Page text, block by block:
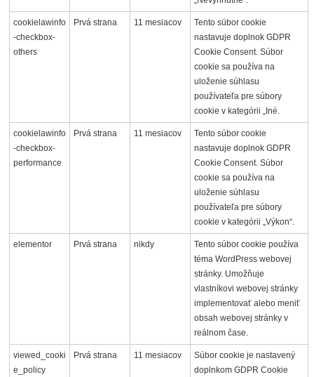
cookielawinfo
-checkbox-
others
Prvá strana 11 mesiacov
Tento súbor cookie
nastavuje doplnok GDPR
Cookie Consent. Súbor
cookie sa používa na
uloženie súhlasu
používateľa pre súbory
cookie v kategórii „Iné.
cookielawinfo
-checkbox-
performance
Prvá strana 11 mesiacov
Tento súbor cookie
nastavuje doplnok GDPR
Cookie Consent. Súbor
cookie sa používa na
uloženie súhlasu
používateľa pre súbory
cookie v kategórii „Výkon“.
elementor Prvá strana nikdy
Tento súbor cookie používa
téma WordPress webovej
stránky. Umožňuje
vlastníkovi webovej stránky
implementovať alebo meniť
obsah webovej stránky v
reálnom čase.
viewed_cooki
e_policy
Prvá strana 11 mesiacov
Súbor cookie je nastavený
doplnkom GDPR Cookie